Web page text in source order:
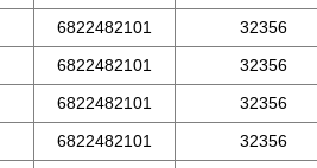
6822482101
32356
6822482101
32356
6822482101
32356
6822482101
32356